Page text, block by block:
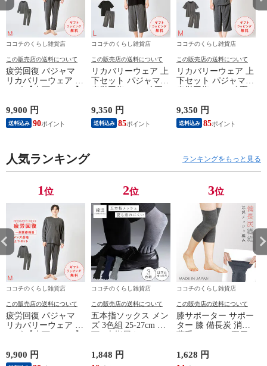
ココチのくらし雑貨店
この販売店の送料について
疲労回復 パジャマ
リカバリーウェア メ
れが取れる パジャマ
血行促進 肩こり 腰
痛対策 疲れ 軽減 ル
ゼント 敬老の日 男
性用 安眠サポート
プルデザイン 杢グレ
9,900 円
送料込み 90
ココチのくらし雑貨店
この販売店の送料について
リカバリーウェア 上
下セット パジャマ
ンツ 春夏用【一般医
療機器】部屋着 肩こ
り 冷え性 疲れが取
ームウェア リカバリ
9,350 円
送料込み 85
ココチのくらし雑貨店
この販売店の送料について
リカバリーウェア 上
下セット パジャマ
ンツ 春夏用【一般医
療機器】部屋着 肩こ
り 冷え性 疲れが取
パが良い お得 安い
ームウェア リカバリ
9,350 円
送料込み 85
人気ランキング ランキングをもっと見る
1位
ココチのくらし雑貨店
この販売店の送料について
疲労回復 パジャマ
リカバリーウェア メ
れが取れる パジャマ
血行促進 肩こり 腰
9,900 円
2位
ココチのくらし雑貨店
この販売店の送料について
五本指ソックス メン
ズ 3色組 25-27cm 靴
い ベーシックカラー
ゆったりメッシュメ
1,848 円
3位
ココチのくらし雑貨店
この販売店の送料について
膝サポーター サポー
ター 膝 備長炭 消臭
止 グッズ 夏 備長炭
メッシュサポーター
1,628 円